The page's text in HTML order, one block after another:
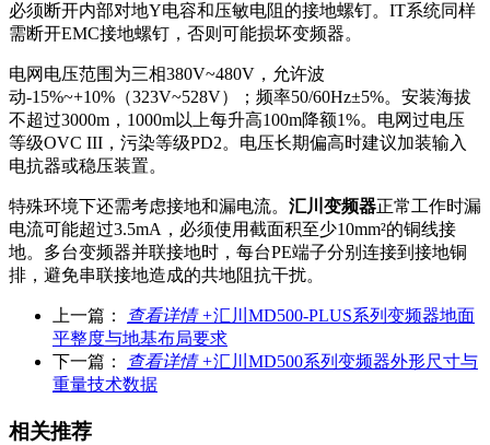
必须断开内部对地Y电容和压敏电阻的接地螺钉。IT系统同样
需断开EMC接地螺钉，否则可能损坏变频器。
电网电压范围为三相380V~480V，允许波
动-15%~+10%（323V~528V）；频率50/60Hz±5%。安装海拔
不超过3000m，1000m以上每升高100m降额1%。电网过电压
等级OVC III，污染等级PD2。电压长期偏高时建议加装输入
电抗器或稳压装置。
特殊环境下还需考虑接地和漏电流。 汇川变频器正常工作时漏
电流可能超过3.5mA，必须使用截面积至少10mm²的铜线接
地。多台变频器并联接地时，每台PE端子分别连接到接地铜
排，避免串联接地造成的共地阻抗干扰。
上一篇： 查看详情 +汇川MD500-PLUS系列变频器地面
平整度与地基布局要求
下一篇：
查看详情 +汇川MD500系列变频器外形尺寸与
重量技术数据
相关推荐